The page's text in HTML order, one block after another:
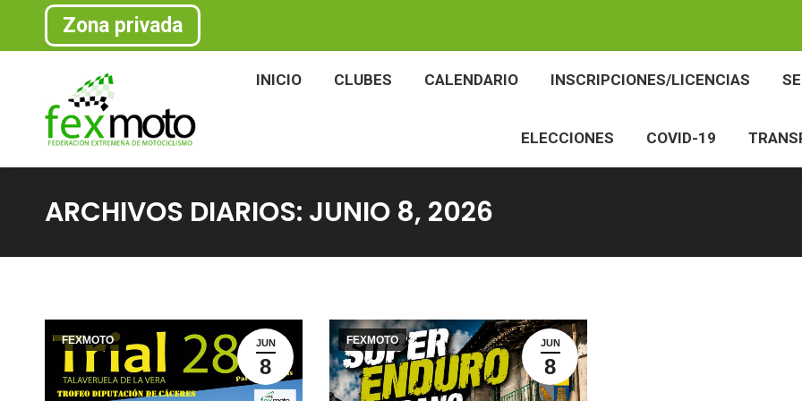
Zona privada
INICIO CLUBES CALENDARIO INSCRIPCIONES/LICENCIAS
ELECCIONES COVID-19
ARCHIVOS DIARIOS: JUNIO 8, 2026
JUN
8
FEXMOTO JUN
8
FEXMOTO
ELECCIONES COVID-19